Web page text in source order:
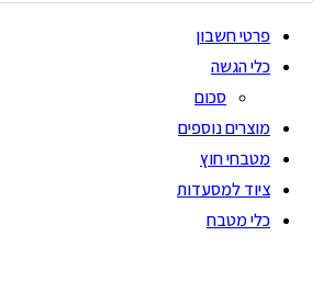
פרטי חשבון
כלי הגשה
סכום
מוצרים נוספים
מטבחי חוץ
ציוד למסעדות
כלי מטבח